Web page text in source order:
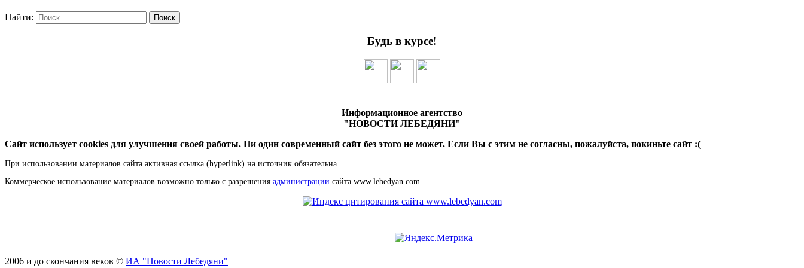
Найти:
Будь в курсе!
Информационное агентство
"НОВОСТИ ЛЕБЕДЯНИ"
Сайт использует cookies для улучшения своей работы. Ни один современный сайт без этого не может. Если Вы с этим не согласны, пожалуйста, покиньте сайт :(
При использовании материалов сайта активная ссылка (hyperlink) на источник обязательна.
Коммерческое использование материалов возможно только с разрешения администрации сайта www.lebedyan.com
2006 и до скончания веков © ИА "Новости Лебедяни"